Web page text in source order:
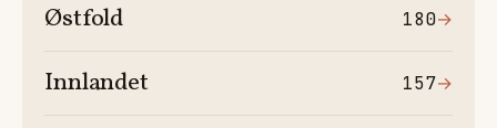
Østfold 180→
Innlandet 157→